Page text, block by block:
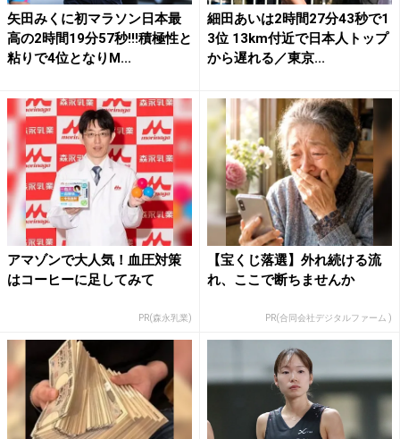
矢田みくに初マラソン日本最
高の2時間19分57秒!!!積極性と
粘りで4位となりM...
細田あいは2時間27分43秒で1
3位 13km付近で日本人トップ
から遅れる／東京...
アマゾンで大人気！血圧対策
はコーヒーに足してみて
PR(森永乳業)
【宝くじ落選】外れ続ける流
れ、ここで断ちませんか
PR(合同会社デジタルファーム )